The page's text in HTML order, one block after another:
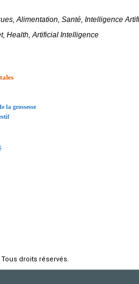
Alimentation, Santé, Intelligence
Health, Artificial Intelligence
la grossesse
droits réservés.